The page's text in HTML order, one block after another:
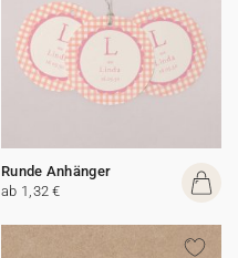
Runde Anhänger
ab 1,32 €